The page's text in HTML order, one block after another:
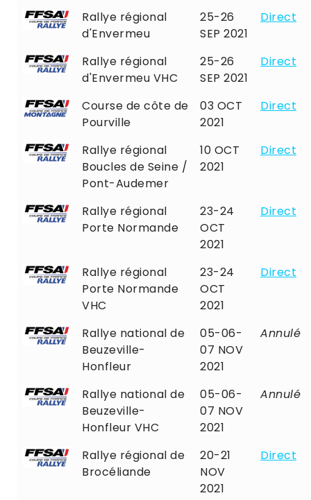
Rallye régional
d'Envermeu
25-26
SEP 2021
Direct
Rallye régional
d'Envermeu VHC
25-26
SEP 2021
Direct
Course de côte de
Pourville
03 OCT
2021
Direct
Rallye régional
Boucles de Seine /
Pont-Audemer
10 OCT
2021
Direct
Rallye régional
Porte Normande
23-24
OCT
2021
Direct
Rallye régional
Porte Normande
VHC
23-24
OCT
2021
Direct
Rallye national de
Beuzeville-
Honfleur
05-06-
07 NOV
2021
Annulé
Rallye national de
Beuzeville-
Honfleur VHC
05-06-
07 NOV
2021
Annulé
Rallye régional de
Brocéliande
20-21
NOV
2021
Direct